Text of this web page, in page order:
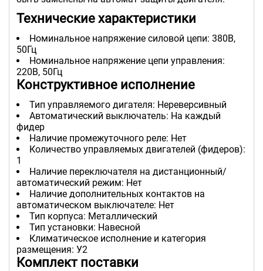
Технические характеристики
Номинальное напряжение силовой цепи: 380В,
50Гц
Номинальное напряжение цепи управления:
220В, 50Гц
Конструктивное исполнение
Тип управляемого дигателя: Нереверсивный
Автоматический выключатель: На каждый
фидер
Наличие промежуточного реле: Нет
Количество управляемых двигателей (фидеров):
1
Наличие переключателя на дистанционный/
автоматический режим: Нет
Наличие дополнительных контактов на
автоматическом выключателе: Нет
Тип корпуса: Металлический
Тип установки: Навесной
Климатическое исполнение и категория
размещения: У2
Комплект поставки